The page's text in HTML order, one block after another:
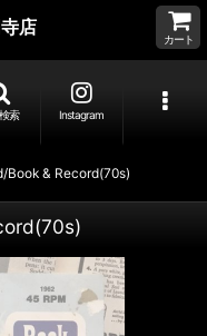
店
カート
索 Instagram
Book & Record(70s)